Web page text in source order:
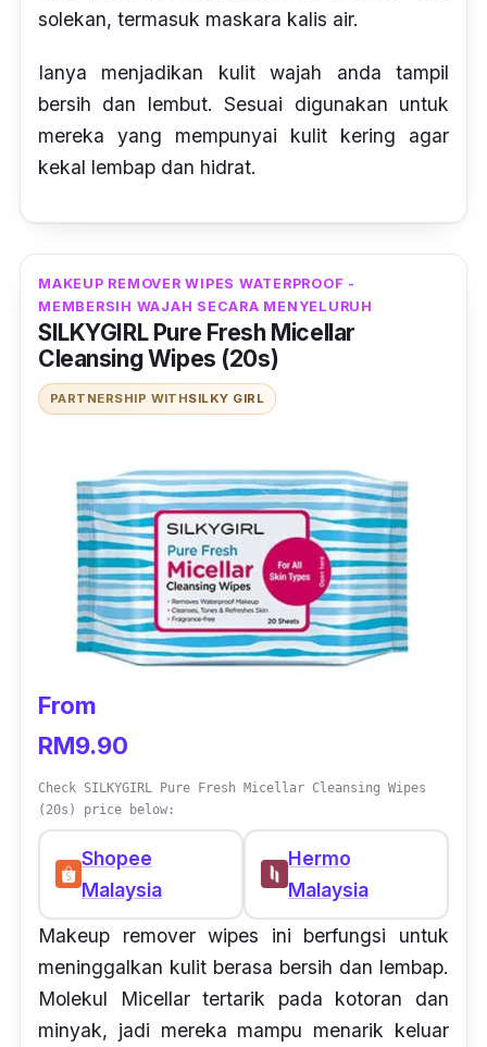
solekan, termasuk maskara kalis air.
Ianya menjadikan kulit wajah anda tampil
bersih dan lembut. Sesuai digunakan untuk
mereka yang mempunyai kulit kering agar
kekal lembap dan hidrat.
MAKEUP REMOVER WIPES WATERPROOF -
MEMBERSIH WAJAH SECARA MENYELURUH
SILKYGIRL Pure Fresh Micellar
Cleansing Wipes (20s)
PARTNERSHIP WITHSILKY GIRL
From
RM9.90
Check SILKYGIRL Pure Fresh Micellar Cleansing Wipes
(20s) price below:
Shopee
Malaysia
Hermo
Malaysia
Makeup remover wipes ini berfungsi untuk
meninggalkan kulit berasa bersih dan lembap.
Molekul Micellar tertarik pada kotoran dan
minyak, jadi mereka mampu menarik keluar